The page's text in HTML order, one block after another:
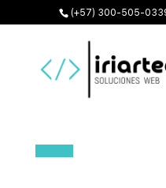
(+57) 300-505-